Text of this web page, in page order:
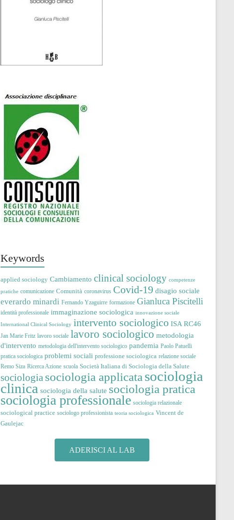
Keywords
applied sociology Cambiamento clinical sociology competenze
pratiche comunicazione Comunità coronavirus Covid-19 disagio sociale
everardo minardi Fernando Yzaguirre formazione Gianluca Piscitelli
identità professionale immaginazione sociologica innovazione sociale
International Clinical Sociology intervento sociologico ISA RC46
Jan Marie Fritz lavoro sociale lavoro sociologico metodologia
d'intervento metodologia dell'intervento sociologico pandemia Paolo Patuelli
pratica sociologica problemi sociali professione sociologica relazione sociale
Remo Siza Ricerca Azione scuola Società Italiana di Sociologia della Salute
sociologia sociologia applicata sociologia
clinica sociologia della salute sociologia pratica
sociologia professionale sociologia relazionale
sociological practice sociologo professionista teoria sociologica Vincent de
Gaulejac
ADERISCI AL LAB